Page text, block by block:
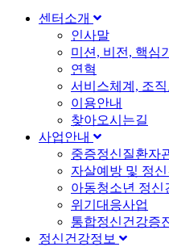
센터소개
인사말
미션, 비전, 핵심
연혁
서비스체계, 조직
이용안내
찾아오시는길
사업안내
중증정신질환자
자살예방 및 정
아동청소년 정신
위기대응사업
통합정신건강증
정신건강정보